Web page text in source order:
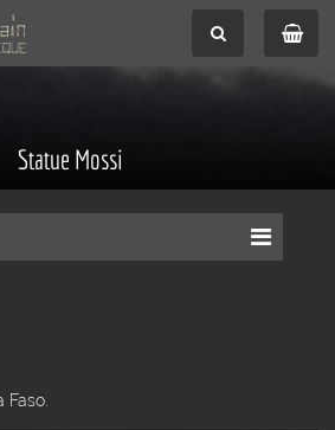
Statue Mossi
Faso.